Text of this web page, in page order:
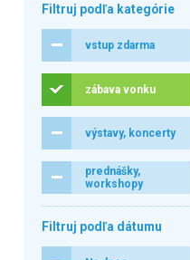
Filtruj podľa kategórie
vstup zdarma
zábava vonku
výstavy, koncerty
prednášky,
workshopy
Filtruj podľa dátumu